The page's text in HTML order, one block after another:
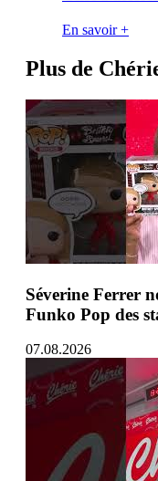
En savoir +
Plus de
Séverine Ferrer
Funko Pop des
07.08.2026